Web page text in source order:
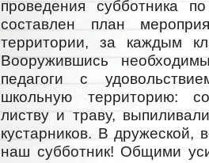
проведения субботника
составлен план
территории, за каждым
Вооружившись
педагоги с
школьную территорию:
листву и траву,
кустарников. В
наш субботник! Общими